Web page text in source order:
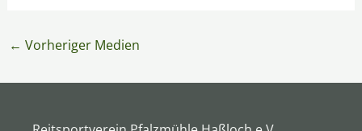
← Vorheriger Medien